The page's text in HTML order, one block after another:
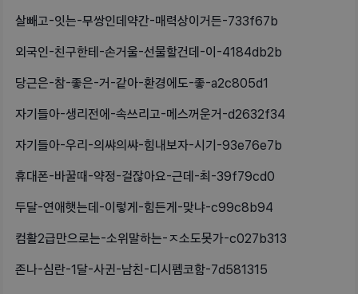
살빼고-잇는-무쌍인데약간-매력상이거든-733f67b
외국인-친구한테-손거울-선물할건데-이-4184db2b
당근은-참-좋은-거-같아-환경에도-좋-a2c805d1
자기들아-생리전에-속쓰리고-메스꺼운거-d2632f34
자기들아-우리-의쌰의쌰-힘내보자-시기-93e76e7b
휴대폰-바꿀때-약정-걸잖아요-근데-최-39f79cd0
두달-연애햇는데-이렇게-힘든게-맞냐-c99c8b94
컴활2급만으로는-소위말하는-ㅈ소도못가-c027b313
존나-심란-1달-사귄-남친-디시펨코함-7d581315